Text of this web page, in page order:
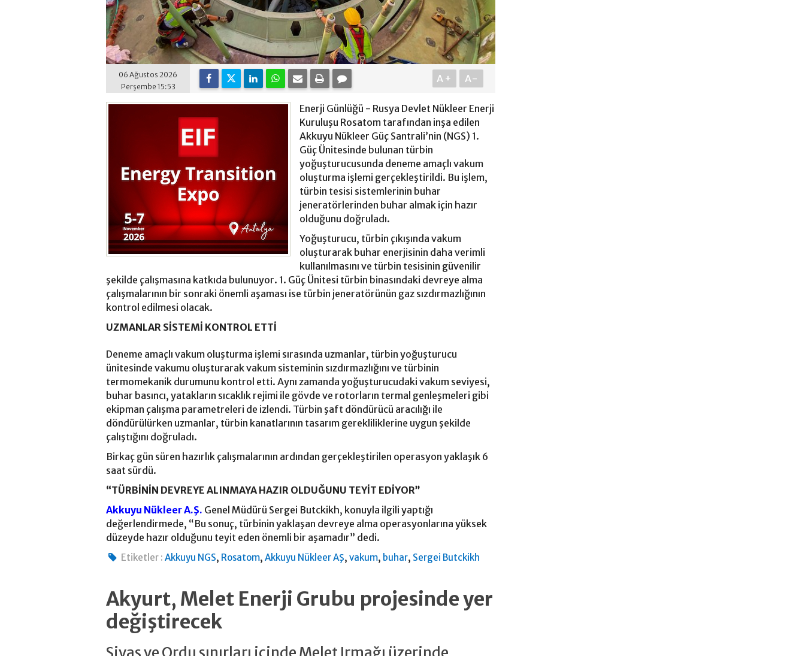
06 Ağustos 2026
Perşembe 15:53
A+ A-
Enerji Günlüğü - Rusya Devlet Nükleer Enerji
Kuruluşu Rosatom tarafından inşa edilen
Akkuyu Nükleer Güç Santrali’nin (NGS) 1.
Güç Ünitesinde bulunan türbin
yoğuşturucusunda deneme amaçlı vakum
oluşturma işlemi gerçekleştirildi. Bu işlem,
türbin tesisi sistemlerinin buhar
jeneratörlerinden buhar almak için hazır
olduğunu doğruladı.
Yoğuşturucu, türbin çıkışında vakum
oluşturarak buhar enerjisinin daha verimli
kullanılmasını ve türbin tesisinin güvenilir
şekilde çalışmasına katkıda bulunuyor. 1. Güç Ünitesi türbin binasındaki devreye alma
çalışmalarının bir sonraki önemli aşaması ise türbin jeneratörünün gaz sızdırmazlığının
kontrol edilmesi olacak.
UZMANLAR SİSTEMİ KONTROL ETTİ
Deneme amaçlı vakum oluşturma işlemi sırasında uzmanlar, türbin yoğuşturucu
ünitesinde vakumu oluşturarak vakum sisteminin sızdırmazlığını ve türbinin
termomekanik durumunu kontrol etti. Aynı zamanda yoğuşturucudaki vakum seviyesi,
buhar basıncı, yatakların sıcaklık rejimi ile gövde ve rotorların termal genleşmeleri gibi
ekipman çalışma parametreleri de izlendi. Türbin şaft döndürücü aracılığı ile
döndürülürken uzmanlar, türbin kanatlarının tasarım gerekliliklerine uygun şekilde
çalıştığını doğruladı.
Birkaç gün süren hazırlık çalışmalarının ardından gerçekleştirilen operasyon yaklaşık 6
saat sürdü.
“TÜRBİNİN DEVREYE ALINMAYA HAZIR OLDUĞUNU TEYİT EDİYOR”
Akkuyu Nükleer A.Ş. Genel Müdürü Sergei Butckikh, konuyla ilgili yaptığı
değerlendirmede, “Bu sonuç, türbinin yaklaşan devreye alma operasyonlarına yüksek
düzeyde hazır olduğunu teyit eden önemli bir aşamadır” dedi.
Etiketler : Akkuyu NGS, Rosatom,Akkuyu Nükleer AŞ,vakum, buhar, Sergei Butckikh
Akyurt, Melet Enerji Grubu projesinde yer
değiştirecek